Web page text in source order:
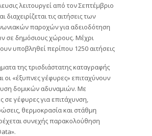
λειτουργεί από τον Σεπτέμβριο
διαχειρίζεται τις αιτήσεις των
παροχών για αδειοδότηση
σε δημόσιους χώρους. Μέχρι
υποβληθεί περίπου 1250 αιτήσεις
της τρισδιάστατης καταγραφής
οι «έξυπνες γέφυρες» επιταχύνουν
δομικών αδυναμιών. Με
σε γέφυρες για επιτάχυνση,
θερμοκρασία και στάθμη
συνεχής παρακολούθηση